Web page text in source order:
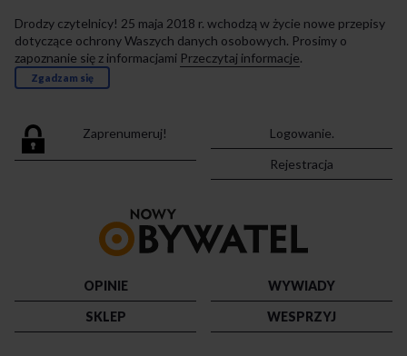
Drodzy czytelnicy! 25 maja 2018 r. wchodzą w życie nowe przepisy
dotyczące ochrony Waszych danych osobowych. Prosimy o
zapoznanie się z informacjami Przeczytaj informacje.
Zgadzam się
Zaprenumeruj!
Logowanie.
Rejestracja
strony
OPINIE
WYWIADY
SKLEP
WESPRZYJ